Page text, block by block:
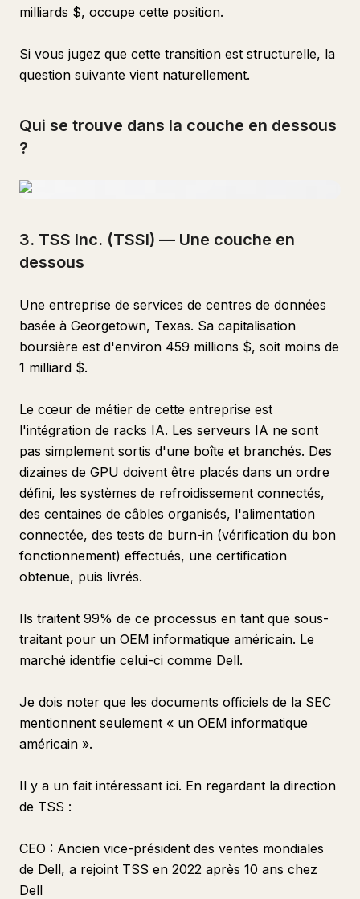
milliards $, occupe cette position.
Si vous jugez que cette transition est structurelle, la
question suivante vient naturellement.
Qui se trouve dans la couche en dessous
?
3. TSS Inc. (TSSI) — Une couche en
dessous
Une entreprise de services de centres de données
basée à Georgetown, Texas. Sa capitalisation
boursière est d'environ 459 millions $, soit moins de
1 milliard $.
Le cœur de métier de cette entreprise est
l'intégration de racks IA. Les serveurs IA ne sont
pas simplement sortis d'une boîte et branchés. Des
dizaines de GPU doivent être placés dans un ordre
défini, les systèmes de refroidissement connectés,
des centaines de câbles organisés, l'alimentation
connectée, des tests de burn-in (vérification du bon
fonctionnement) effectués, une certification
obtenue, puis livrés.
Ils traitent 99% de ce processus en tant que sous-
traitant pour un OEM informatique américain. Le
marché identifie celui-ci comme Dell.
Je dois noter que les documents officiels de la SEC
mentionnent seulement « un OEM informatique
américain ».
Il y a un fait intéressant ici. En regardant la direction
de TSS :
CEO : Ancien vice-président des ventes mondiales
de Dell, a rejoint TSS en 2022 après 10 ans chez
Dell